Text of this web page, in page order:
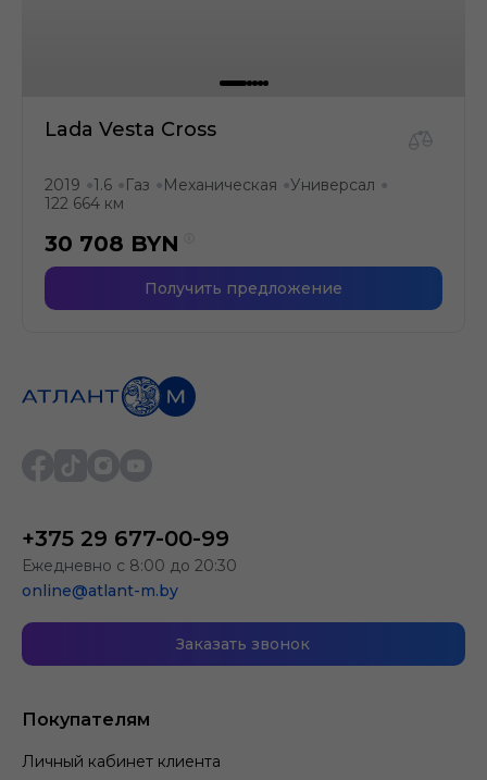
Lada Vesta Cross
2019 ●1.6 ● Газ ● Механическая ●Универсал ●
122 664 км
30 708 BYN
Получить предложение
Покупателям
Личный кабинет клиента
+375 29 677-00-99
Ежедневно с 8:00 до 20:30
online@atlant-m.by
Заказать звонок